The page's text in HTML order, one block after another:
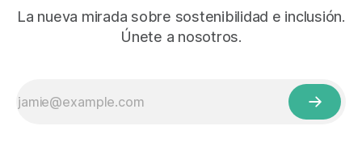
La nueva mirada sobre sostenibilidad e inclusión.
Únete a nosotros.